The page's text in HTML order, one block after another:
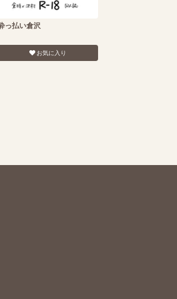
っ払い倉沢
お気に入り